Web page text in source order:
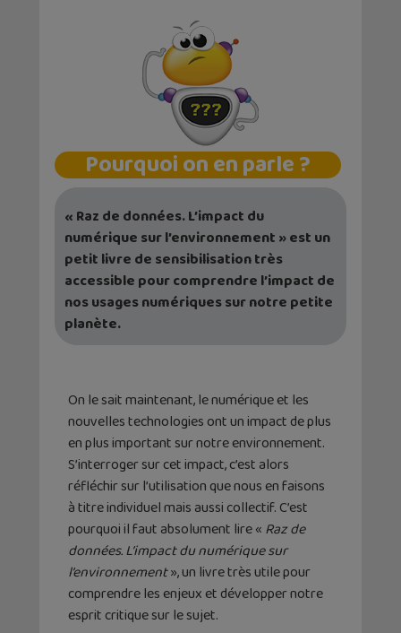
Pourquoi on en parle ?
« Raz de données. L’impact du
numérique sur l’environnement » est un
petit livre de sensibilisation très
accessible pour comprendre l’impact de
nos usages numériques sur notre petite
planète.
On le sait maintenant, le numérique et les
nouvelles technologies ont un impact de plus
en plus important sur notre environnement.
S’interroger sur cet impact, c’est alors
réfléchir sur l’utilisation que nous en faisons
à titre individuel mais aussi collectif. C’est
pourquoi il faut absolument lire « Raz de
données. L’impact du numérique sur
l’environnement», un livre très utile pour
comprendre les enjeux et développer notre
esprit critique sur le sujet.